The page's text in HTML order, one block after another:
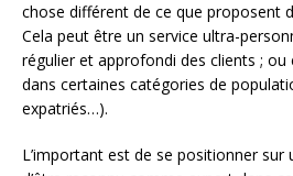
chose différent de ce que proposent
Cela peut être un service ultra-
régulier et approfondi des clients ; ou
dans certaines catégories de
expatriés…).
L’important est de se positionner sur